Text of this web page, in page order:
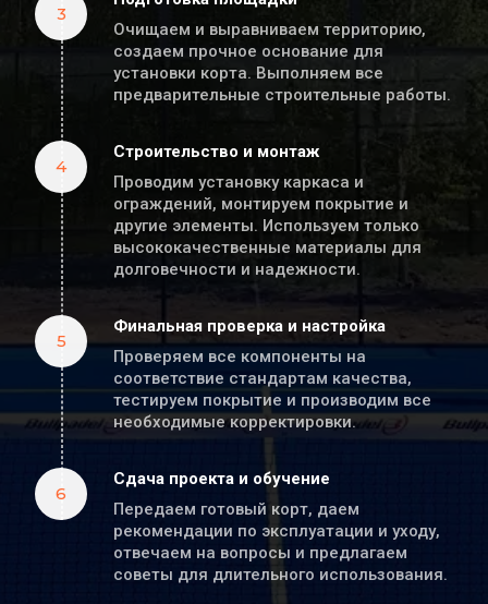
3
Очищаем и выравниваем территорию,
создаем прочное основание для
установки корта. Выполняем все
предварительные строительные работы.
4
Строительство и монтаж
Проводим установку каркаса и
ограждений, монтируем покрытие и
другие элементы. Используем только
высококачественные материалы для
долговечности и надежности.
5
Финальная проверка и настройка
Проверяем все компоненты на
соответствие стандартам качества,
тестируем покрытие и производим все
необходимые корректировки.
6
Сдача проекта и обучение
Передаем готовый корт, даем
рекомендации по эксплуатации и уходу,
отвечаем на вопросы и предлагаем
советы для длительного использования.